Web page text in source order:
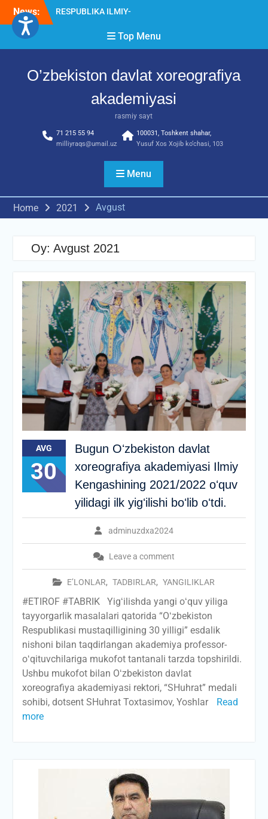
Skip
content
News:
Diqqat e’lon!
2026” tadbiri bo‘lib o‘tdi
RESPUBLIKA ILMIY-
Top Menu
O’zbekiston davlat xoreografiya
akademiyasi
rasmiy sayt
71 215 55 94
milliyraqs@umail.uz
100031, Toshkent shahar,
Yusuf Xos Xojib ko‘chasi, 103
Menu
Home 2021 Avgust
Oy: Avgust 2021
AVG
30
Bugun Oʻzbekiston davlat
xoreografiya akademiyasi Ilmiy
Kengashining 2021/2022 oʻquv
yilidagi ilk yigʻilishi boʻlib oʻtdi.
adminuzdxa2024
Leave a comment
E’LONLAR, TADBIRLAR, YANGILIKLAR
#ETIROF #TABRIK Yigʻilishda yangi oʻquv yiliga
tayyorgarlik masalalari qatorida “Oʻzbekiston
Respublikasi mustaqilligining 30 yilligi” esdalik
nishoni bilan taqdirlangan akademiya professor-
oʻqituvchilariga mukofot tantanali tarzda topshirildi.
Ushbu mukofot bilan Oʻzbekiston davlat
xoreografiya akademiyasi rektori, “SHuhrat” medali
sohibi, dotsent SHuhrat Toxtasimov, Yoshlar
Read
more